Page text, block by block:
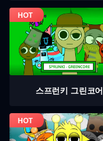
스프런키 그린코어